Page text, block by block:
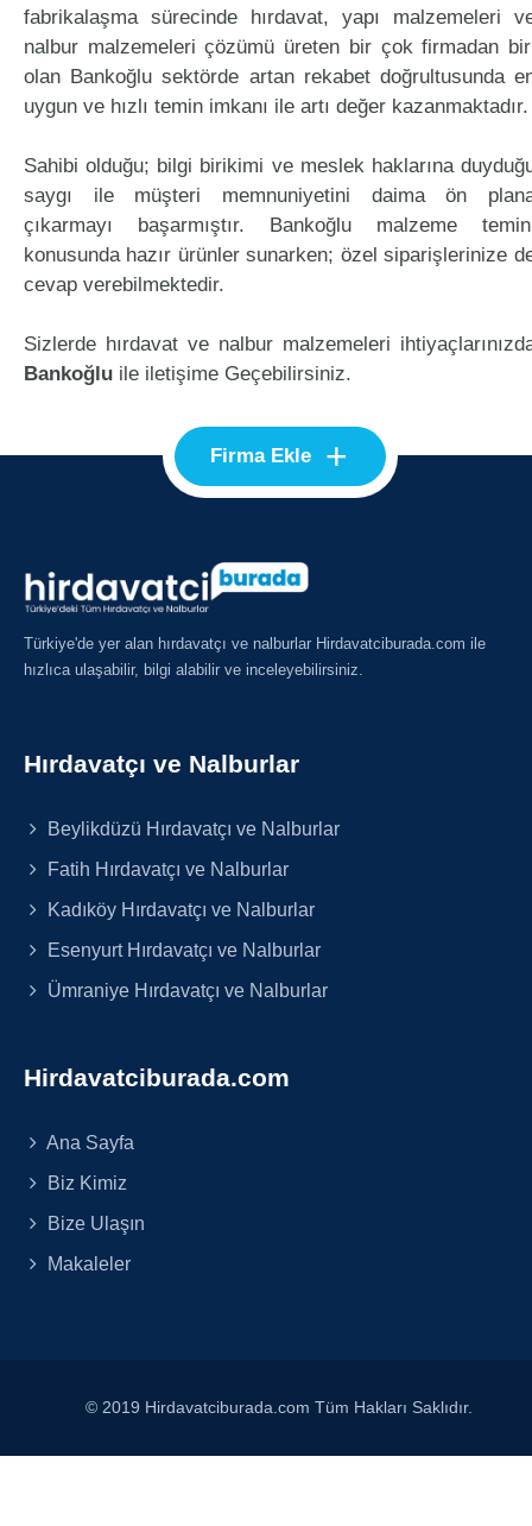
fabrikalaşma sürecinde hırdavat, yapı malzemeleri
nalbur malzemeleri çözümü üreten bir çok firmadan
olan Bankoğlu sektörde artan rekabet doğrultusunda
uygun ve hızlı temin imkanı ile artı değer kazanmaktadır.
Sahibi olduğu; bilgi birikimi ve meslek haklarına
saygı ile müşteri memnuniyetini daima ön
çıkarmayı başarmıştır. Bankoğlu malzeme
konusunda hazır ürünler sunarken; özel siparişlerinize
cevap verebilmektedir.
Sizlerde hırdavat ve nalbur malzemeleri
Bankoğlu ile iletişime Geçebilirsiniz.
Firma Ekle +
Türkiye'de yer alan hırdavatçı ve nalburlar Hirdavatciburada.com ile
hızlıca ulaşabilir, bilgi alabilir ve inceleyebilirsiniz.
Hırdavatçı ve Nalburlar
Beylikdüzü Hırdavatçı ve Nalburlar
Fatih Hırdavatçı ve Nalburlar
Kadıköy Hırdavatçı ve Nalburlar
Esenyurt Hırdavatçı ve Nalburlar
Ümraniye Hırdavatçı ve Nalburlar
Hirdavatciburada.com
Ana Sayfa
Biz Kimiz
Bize Ulaşın
Makaleler
© 2019 Hirdavatciburada.com Tüm Hakları Saklıdır.